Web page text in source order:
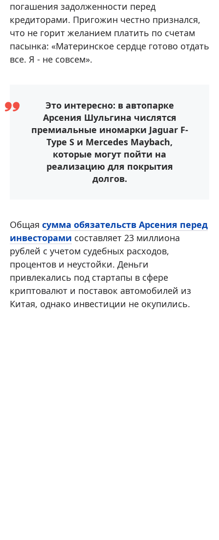
погашения задолженности перед
кредиторами. Пригожин честно признался,
что не горит желанием платить по счетам
пасынка: «Материнское сердце готово отдать
все. Я - не совсем».
Это интересно: в автопарке
Арсения Шульгина числятся
премиальные иномарки Jaguar F-
Type S и Mercedes Maybach,
которые могут пойти на
реализацию для покрытия
долгов.
Общая сумма обязательств Арсения перед
инвесторами составляет 23 миллиона
рублей с учетом судебных расходов,
процентов и неустойки. Деньги
привлекались под стартапы в сфере
криптовалют и поставок автомобилей из
Китая, однако инвестиции не окупились.